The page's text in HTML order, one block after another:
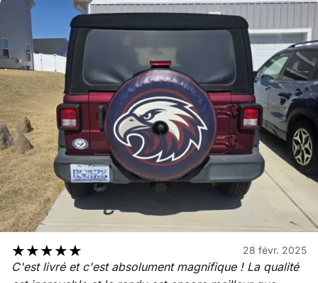
★★★★★ 28 févr. 2025
C'est livré et c'est absolument magnifique ! La qualité